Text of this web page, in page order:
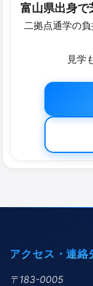
富山県出身で​
二拠点通学の
見学
アクセス・連絡
〒183-0005